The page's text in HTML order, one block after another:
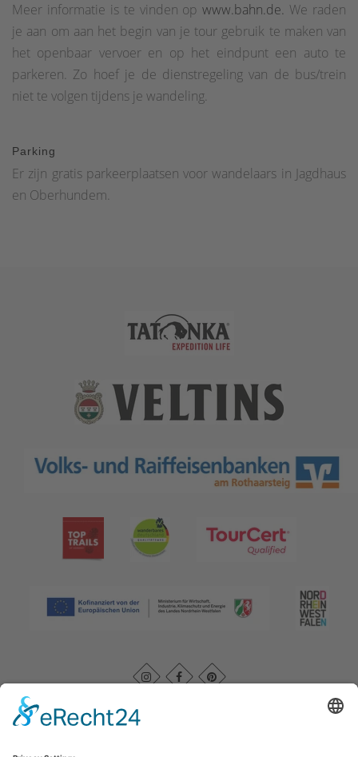
Meer informatie is te vinden opwww.bahn.de. We raden
je aan om aan het begin van je tour gebruik te maken van
het openbaar vervoer en op het eindpunt een auto te
parkeren. Zo hoef je de dienstregeling van de bus/trein
niet te volgen tijdens je wandeling.
Parking
Er zijn gratis parkeerplaatsen voor wandelaars in Jagdhaus
en Oberhundem.